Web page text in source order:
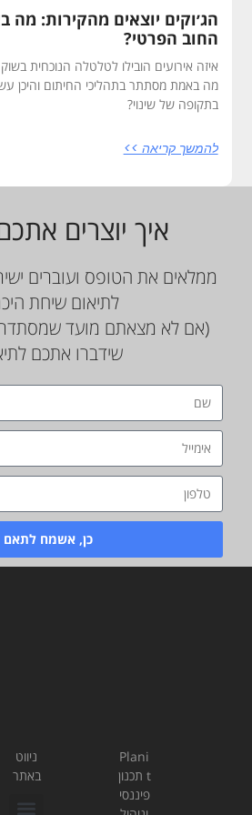
הג׳וקים יוצאים מהקירות:
החוב הפרטי?
איזה אירועים הובילו לטלטלה הנוכחית
מה באמת מסתתר בתהליכי החיתום והיכן
בתקופה של שינוי?
להמשך קריאה >>
איך יוצרים
ממלאים את הטופס ועוברים
לתיאום שיחת
(אם לא מצאתם מועד שמסתדר,
שידברו אתכם
כן, אשמח לתאם
Plani
t תכנון
פיננסי
ניווט
באתר